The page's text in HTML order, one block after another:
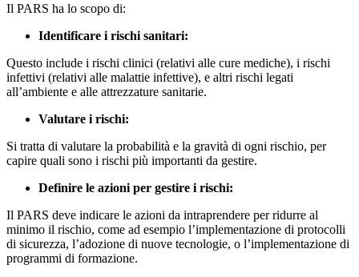
Il PARS ha lo scopo di:
Identificare i rischi sanitari:
Questo include i rischi clinici (relativi alle cure mediche), i rischi
infettivi (relativi alle malattie infettive), e altri rischi legati
all’ambiente e alle attrezzature sanitarie.
Valutare i rischi:
Si tratta di valutare la probabilità e la gravità di ogni rischio, per
capire quali sono i rischi più importanti da gestire.
Definire le azioni per gestire i rischi:
Il PARS deve indicare le azioni da intraprendere per ridurre al
minimo il rischio, come ad esempio l’implementazione di protocolli
di sicurezza, l’adozione di nuove tecnologie, o l’implementazione di
programmi di formazione.